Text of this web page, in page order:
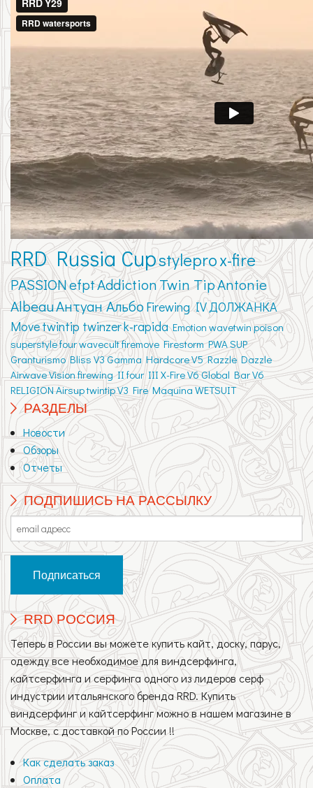
RRD Russia Cupstyleprox-fire
PASSIONefptAddictionTwin TipAntonie
AlbeauАнтуан Альбо Firewing IVДОЛЖАНКА
Movetwintip twinzerk-rapida Emotion wavetwinpoison
superstylefourwavecultfiremove Firestorm PWA SUP
Granturismo Bliss V3Gamma Hardcore V5 Razzle Dazzle
AirwaveVisionfirewing II four III X-Fire V6Global Bar V6
RELIGIONAirsuptwintip V3 Fire MaquinaWETSUIT
РАЗДЕЛЫ
Новости
Обзоры
Отчеты
ПОДПИШИСЬ НА РАССЫЛКУ
RRD РОССИЯ
Теперь в России вы можете купить кайт, доску, парус,
одежду все необходимое для виндсерфинга,
кайтсерфинга и серфинга одного из лидеров серф
индустрии итальянского бренда RRD. Купить
виндсерфинг и кайтсерфинг можно в нашем магазине в
Москве, с доставкой по России !!
Как сделать заказ
Оплата